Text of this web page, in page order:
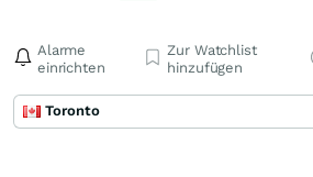
Alarme
einrichten
Zur Watchlist
hinzufügen
Toronto